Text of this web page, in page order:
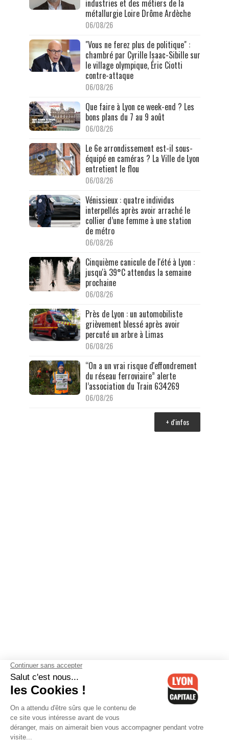
industries et des métiers de la
métallurgie Loire Drôme Ardèche
06/08/26
"Vous ne ferez plus de politique" :
chambré par Cyrille Isaac-Sibille sur
le village olympique, Éric Ciotti
contre-attaque
06/08/26
Que faire à Lyon ce week-end ? Les
bons plans du 7 au 9 août
06/08/26
Le 6e arrondissement est-il sous-
équipé en caméras ? La Ville de Lyon
entretient le flou
06/08/26
Vénissieux : quatre individus
interpellés après avoir arraché le
collier d’une femme à une station
de métro
06/08/26
Cinquième canicule de l'été à Lyon :
jusqu'à 39°C attendus la semaine
prochaine
06/08/26
Près de Lyon : un automobiliste
grièvement blessé après avoir
percuté un arbre à Limas
06/08/26
“On a un vrai risque d'effondrement
du réseau ferroviaire” alerte
l’association du Train 634269
06/08/26
+ d'infos